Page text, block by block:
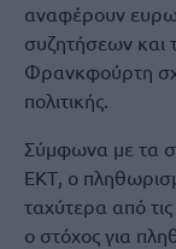
αναφέρουν
συζητήσεων και
Φρανκφούρτη
πολιτικής.
Σύμφωνα με τα
ΕΚΤ, ο
ταχύτερα από
ο στόχος για